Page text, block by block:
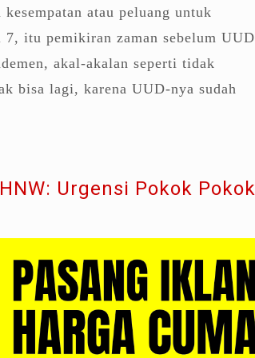
atau peluang untuk
7, itu pemikiran zaman sebelum UUD
akal-akalan seperti tidak
bisa lagi, karena UUD-nya sudah
Urgensi Pokok Pokok